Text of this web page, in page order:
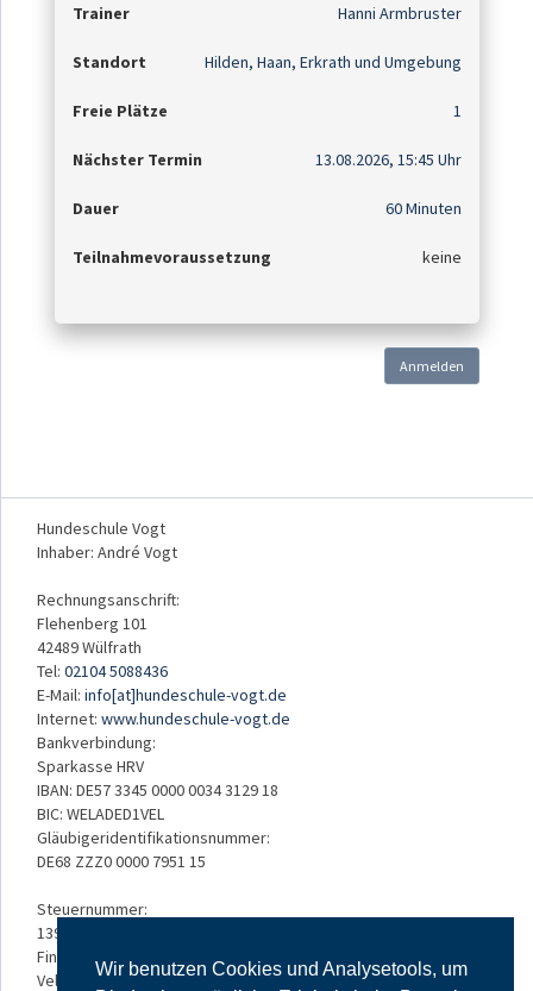
Wir benutzen Cookies und Analysetools, um
Trainer Hanni Armbruster
Standort Hilden, Haan, Erkrath und Umgebung
Freie Plätze 1
Nächster Termin 13.08.2026, 15:45 Uhr
Dauer 60 Minuten
Teilnahmevoraussetzung keine
Anmelden
Hundeschule Vogt
Inhaber: André Vogt
Rechnungsanschrift:
Flehenberg 101
42489 Wülfrath
Tel: 02104 5088436
E-Mail: info[at]hundeschule-vogt.de
Internet: www.hundeschule-vogt.de
Bankverbindung:
Sparkasse HRV
IBAN: DE57 3345 0000 0034 3129 18
BIC: WELADED1VEL
Gläubigeridentifikationsnummer:
DE68 ZZZ0 0000 7951 15
Steuernummer:
139/5234/3050
Finanzamt:
Velbert